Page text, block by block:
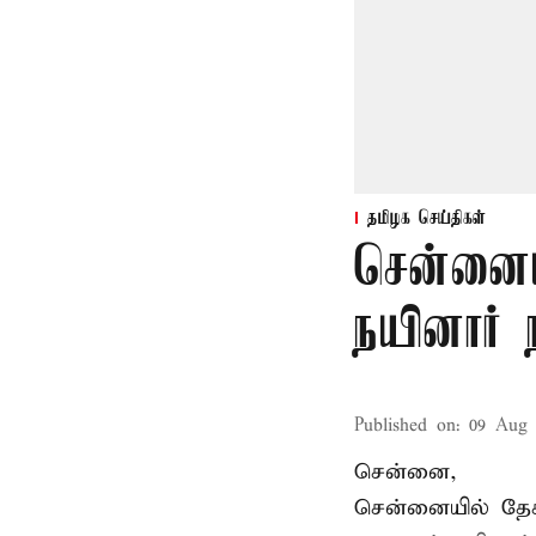
தமிழக செய்திகள்
நயினார்
Published on: 09 Aug
சென்னை,
சென்னையில்